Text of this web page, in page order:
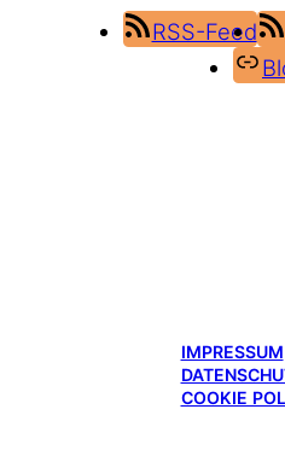
RSS-Feed
IMPRESSUM
COOKIE